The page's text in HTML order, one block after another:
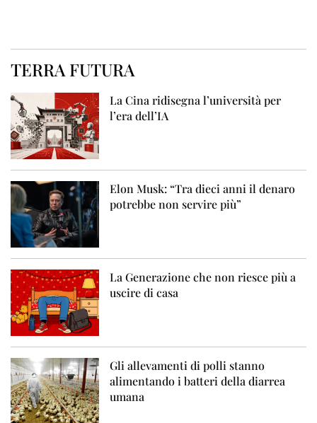
TERRA FUTURA
La Cina ridisegna l’università per
l’era dell’IA
Elon Musk: “Tra dieci anni il denaro
potrebbe non servire più”
La Generazione che non riesce più a
uscire di casa
Gli allevamenti di polli stanno
alimentando i batteri della diarrea
umana